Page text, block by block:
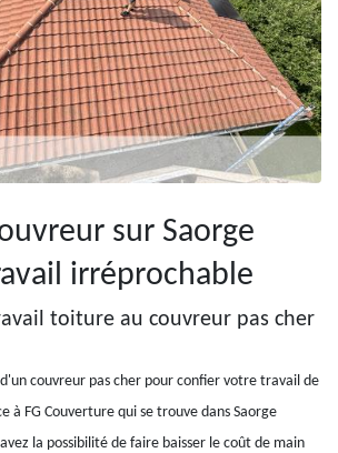
sur Saorge
irréprochable
toiture au couvreur pas cher
couvreur pas cher pour confier votre travail de
à FG Couverture qui se trouve dans Saorge
la possibilité de faire baisser le coût de main